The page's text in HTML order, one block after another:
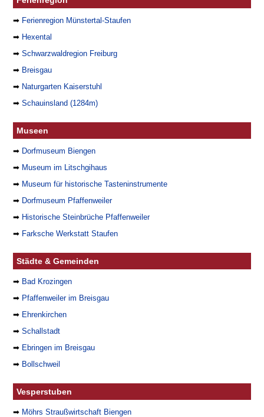
➡ Ferienregion Münstertal-Staufen
➡ Hexental
➡Schwarzwaldregion Freiburg
➡ Breisgau
➡ Naturgarten Kaiserstuhl
➡Schauinsland (1284m)
Museen
➡ Dorfmuseum Biengen
➡ Museum im Litschgihaus
➡ Museum für historische Tasteninstrumente
➡ Dorfmuseum Pfaffenweiler
➡ Historische Steinbrüche Pfaffenweiler
➡ Farksche Werkstatt Staufen
Städte & Gemeinden
➡ Bad Krozingen
➡ Pfaffenweiler im Breisgau
➡ Ehrenkirchen
➡Schallstadt
➡ Ebringen im Breisgau
➡ Bollschweil
Vesperstuben
➡ Möhrs Straußwirtschaft Biengen